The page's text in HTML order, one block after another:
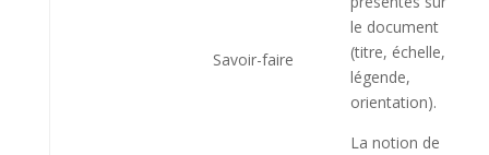
Savoir-faire
le document
(titre, échelle,
légende,
orientation).
La notion de